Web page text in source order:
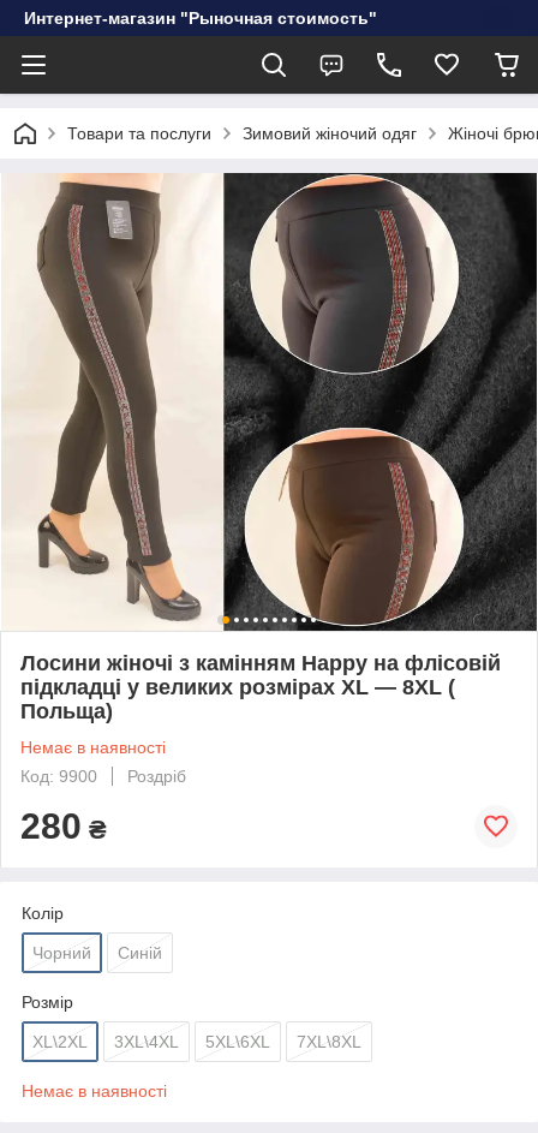
Интернет-магазин "Рыночная стоимость"
Товари та послуги Зимовий жіночий одяг Жіночі
Лосини жіночі з камінням Happy на флісовій
підкладці у великих розмірах XL — 8XL (
Польща)
Немає в наявності
Код: 9900
Роздріб
280 ₴
Колір
Чорний Синій
Розмір
XL\2XL 3XL\4XL 5XL\6XL 7XL\8XL
Немає в наявності